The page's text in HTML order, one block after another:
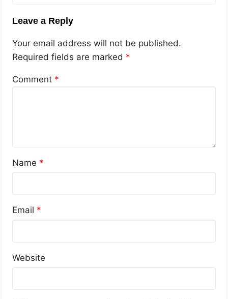
Leave a Reply
Your email address will not be published.
Required fields are marked *
Comment *
Name *
Email *
Website